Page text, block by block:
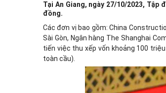
Tại An Giang, ngày 27/10/2023,
đồng.
Các đơn vị bao gồm: China
Sài Gòn, Ngân hàng The Shanghai
tiến việc thu xếp vốn khoảng 100
toàn cầu).